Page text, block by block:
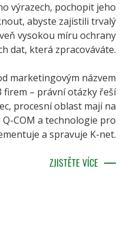
výrazech, pochopit jeho
abyste zajistili trvalý
vysokou míru ochrany
dat, která zpracováváte.
marketingovým názvem
firem – právní otázky řeší
procesní oblast mají na
COM a technologie pro
a spravuje K-net.
ZJISTĚTE VÍCE